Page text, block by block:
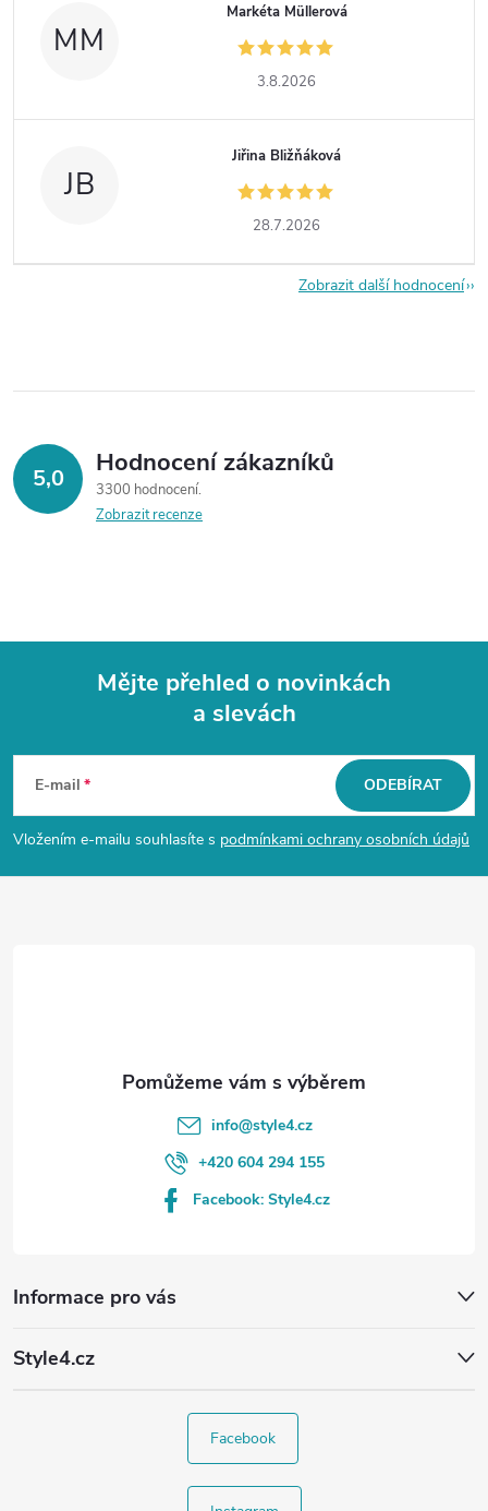
MM
Markéta Müllerová
3.8.2026
JB
Jiřina Bližňáková
28.7.2026
Zobrazit další hodnocení
5,0 Hodnocení zákazníků
3300 hodnocení
Zobrazit recenze
p
Mějte přehled o novinkách
a slevách
E-mail
Vložením e-mailu souhlasíte s podmínkami ochrany osobních údajů
ODEBÍRAT
Informace pro vás
Style4.cz
info@style4.cz
+420 604 294 155
Facebook: Style4.cz
Facebook